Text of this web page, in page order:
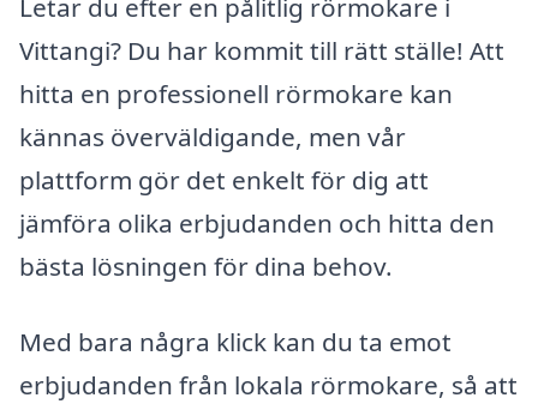
Letar du efter en pålitlig rörmokare i
Vittangi? Du har kommit till rätt ställe! Att
hitta en professionell rörmokare kan
kännas överväldigande, men vår
plattform gör det enkelt för dig att
jämföra olika erbjudanden och hitta den
bästa lösningen för dina behov.
Med bara några klick kan du ta emot
erbjudanden från lokala rörmokare, så att